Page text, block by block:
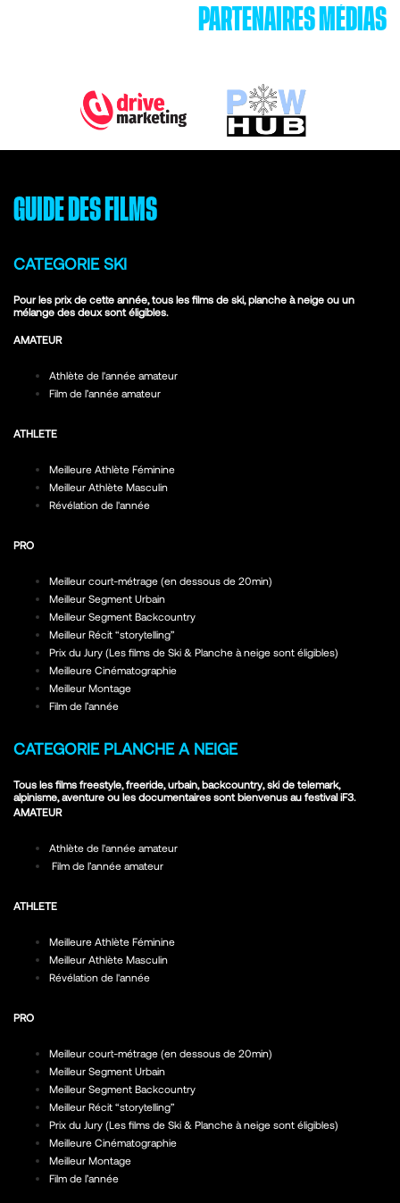
PARTENAIRES MÉDIAS
GUIDE DES FILMS
CATEGORIE SKI
Pour les prix de cette année, tous les films de ski, planche à neige ou un
mélange des deux sont éligibles.
AMATEUR
Athlète de l'année amateur
Film de l’année amateur
ATHLETE
Meilleure Athlète Féminine
Meilleur Athlète Masculin
Révélation de l'année
PRO
Meilleur court-métrage (en dessous de 20min)
Meilleur Segment Urbain
Meilleur Segment Backcountry
Meilleur Récit “storytelling”
Prix du Jury (Les films de Ski & Planche à neige sont éligibles)
Meilleure Cinématographie
Meilleur Montage
Film de l’année
CATEGORIE PLANCHE A NEIGE
Tous les films freestyle, freeride, urbain, backcountry, ski de telemark,
alpinisme, aventure ou les documentaires sont bienvenus au festival iF3.
AMATEUR
Athlète de l'année amateur
Film de l’année amateur
ATHLETE
Meilleure Athlète Féminine
Meilleur Athlète Masculin
Révélation de l'année
PRO
Meilleur court-métrage (en dessous de 20min)
Meilleur Segment Urbain
Meilleur Segment Backcountry
Meilleur Récit “storytelling”
Prix du Jury (Les films de Ski & Planche à neige sont éligibles)
Meilleure Cinématographie
Meilleur Montage
Film de l’année